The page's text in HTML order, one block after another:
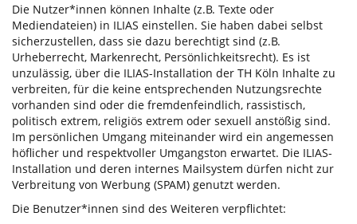
Die Nutzer*innen können Inhalte (z.B. Texte oder
Mediendateien) in ILIAS einstellen. Sie haben dabei selbst
sicherzustellen, dass sie dazu berechtigt sind (z.B.
Urheberrecht, Markenrecht, Persönlichkeitsrecht). Es ist
unzulässig, über die ILIAS-Installation der TH Köln Inhalte zu
verbreiten, für die keine entsprechenden Nutzungsrechte
vorhanden sind oder die fremdenfeindlich, rassistisch,
politisch extrem, religiös extrem oder sexuell anstößig sind.
Im persönlichen Umgang miteinander wird ein angemessen
höflicher und respektvoller Umgangston erwartet. Die ILIAS-
Installation und deren internes Mailsystem dürfen nicht zur
Verbreitung von Werbung (SPAM) genutzt werden.
Die Benutzer*innen sind des Weiteren verpflichtet: